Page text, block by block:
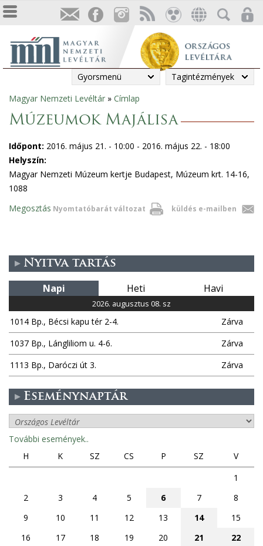
Gyorsmenü Tagintézmények
Jelenlegi
hely
Magyar Nemzeti Levéltár » Címlap
Múzeumok Majálisa
Időpont: 2016. május 21. - 10:00 - 2016. május 22. - 18:00
Helyszín:
Magyar Nemzeti Múzeum kertje Budapest, Múzeum krt. 14-16,
1088
Nyomtatóbarát változat küldés e-mailben
Megosztás
Nyitva tartás
Napi Heti Havi
2026. augusztus 08. sz
1014 Bp., Bécsi kapu tér 2-4.
Zárva
1037 Bp., Lángliliom u. 4-6.
Zárva
1113 Bp., Daróczi út 3.
Zárva
Eseménynaptár
További események..
H
K SZ CS P SZ
V
1
2
3 4 5 6 7
8
9
10 11 12 13 14
15
16
17 18 19 20 21
22